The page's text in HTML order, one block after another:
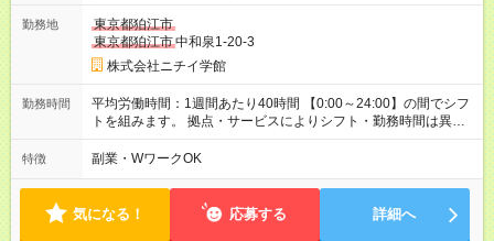
勤務地
東京都狛江市
東京都狛江市中和泉1-20-3
株式会社ニチイ学館
勤務時間
平均労働時間：1週間あたり40時間 【0:00～24:00】の間でシフ
トを組みます。 拠点・サービスによりシフト・勤務時間は異な
ります。 ＜シフト例＞ 早番：7:30～16:30 日勤：9:00～18:00
遅番：10:30～19:30 夜勤：16:30～翌9:30 ※上記は一例です。
たり40時間 【0:00～24:00】の間でシフトを組みます。 拠点・
サービスによりシフト・勤務時間は異なります。 ＜シフト例＞
早番：7:30～16:30 日勤：9:00～18:00 遅番：10:30～19:30 夜
特徴 副業・WワークOK
気になる！ 応募する 詳細へ